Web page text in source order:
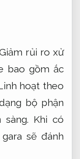
rủi ro xử
bao gồm ắc
hoạt theo
bộ phận
sàng. Khi có
gara sẽ đánh